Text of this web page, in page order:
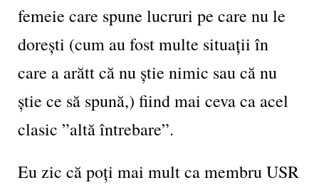
femeie care spune lucruri pe care nu le
dorești (cum au fost multe situații în
care a arătt că nu știe nimic sau că nu
știe ce să spună,) fiind mai ceva ca acel
clasic ”altă întrebare”.
Eu zic că poți mai mult ca membru USR